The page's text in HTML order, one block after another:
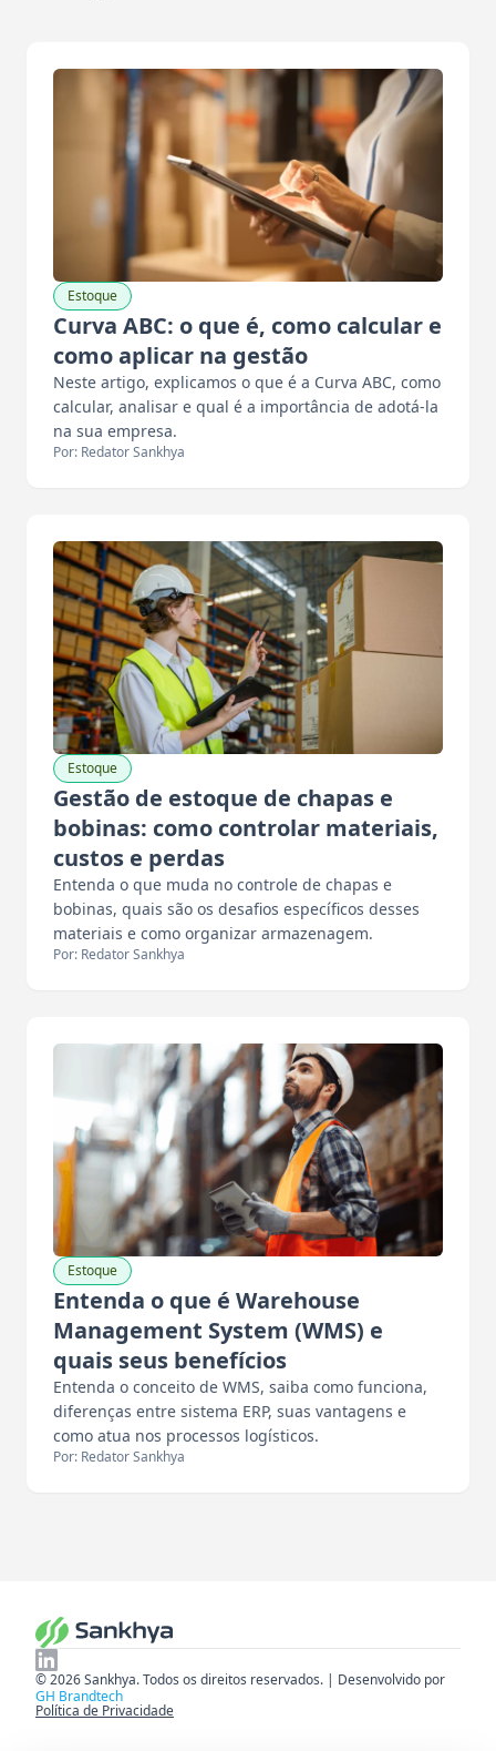
Estoque
Curva ABC: o que é, como calcular e
como aplicar na gestão
Neste artigo, explicamos o que é a Curva ABC, como
calcular, analisar e qual é a importância de adotá-la
na sua empresa.
Por: Redator Sankhya
Estoque
Gestão de estoque de chapas e
bobinas: como controlar materiais,
custos e perdas
Entenda o que muda no controle de chapas e
bobinas, quais são os desafios específicos desses
materiais e como organizar armazenagem.
Por: Redator Sankhya
Estoque
Entenda o que é Warehouse
Management System (WMS) e
quais seus benefícios
Entenda o conceito de WMS, saiba como funciona,
diferenças entre sistema ERP, suas vantagens e
como atua nos processos logísticos.
Por: Redator Sankhya
© 2026 Sankhya. Todos os direitos reservados. | Desenvolvido por
GH Brandtech
Política de Privacidade